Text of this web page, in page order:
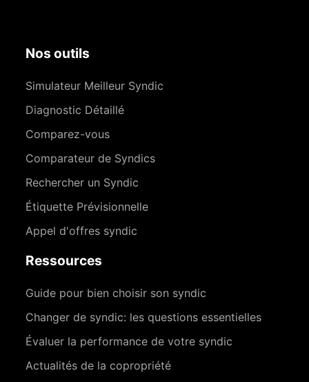
Nos outils
Simulateur Meilleur Syndic
Diagnostic Détaillé
Comparez-vous
Comparateur de Syndics
Rechercher un Syndic
Étiquette Prévisionnelle
Appel d'offres syndic
Ressources
Guide pour bien choisir son syndic
Changer de syndic: les questions essentielles
Évaluer la performance de votre syndic
Actualités de la copropriété